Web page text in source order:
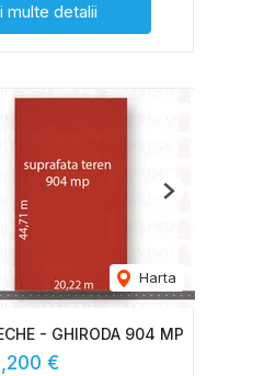
multe detalii
Harta
Next
- GHIRODA 904 MP
€